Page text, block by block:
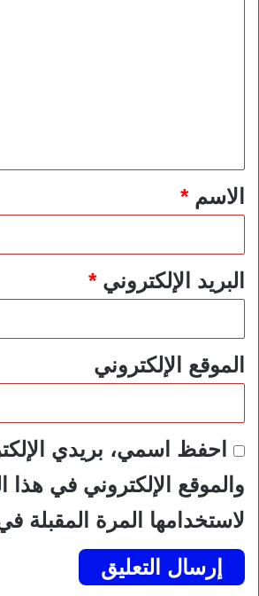
*الاسم*
البريد الإلكتروني*
الموقع الإلكتروني
احفظ اسمي، بريدي
والموقع الإلكتروني في هذا
لاستخدامها المرة المقبلة